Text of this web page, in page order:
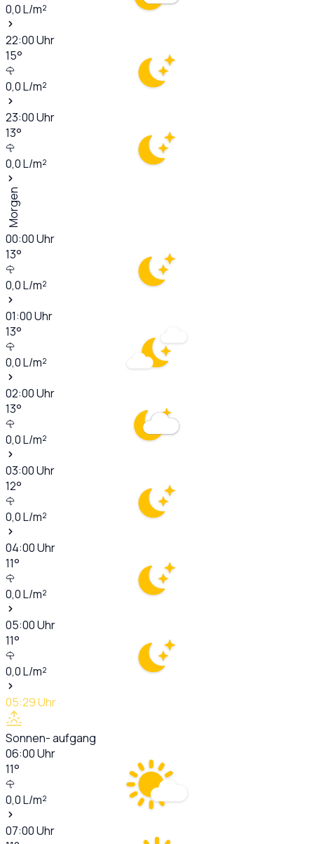
0,0L/m²
22:00Uhr
15°
0,0L/m²
23:00Uhr
13°
0,0L/m²
Morgen
00:00Uhr
13°
0,0L/m²
01:00Uhr
13°
0,0L/m²
02:00Uhr
13°
0,0L/m²
03:00Uhr
12°
0,0L/m²
04:00Uhr
11°
0,0L/m²
05:00Uhr
11°
0,0L/m²
05:29Uhr
Sonnen- aufgang
06:00Uhr
11°
0,0L/m²
07:00Uhr